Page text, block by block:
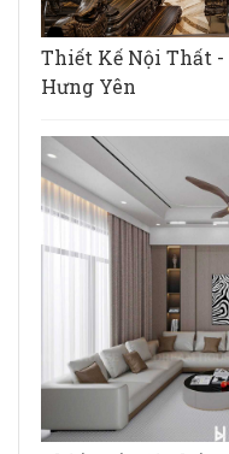
Thiết Kế Nội Thất -
Hưng Yên